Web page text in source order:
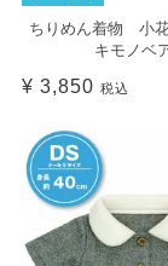
ちりめん着物 小
キモノベ
¥ 3,850 税込